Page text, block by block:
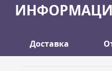
Доставка